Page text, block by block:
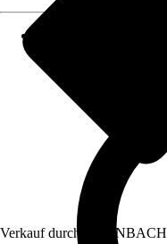
Verkauf durch: HORNBACH